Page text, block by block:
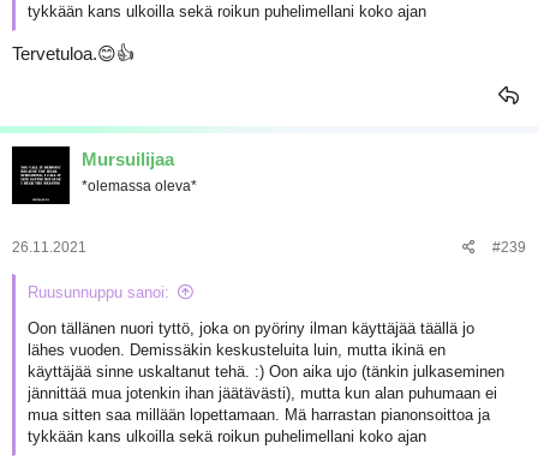
tykkään kans ulkoilla sekä roikun puhelimellani koko ajan
Tervetuloa.😊👍
Mursuilijaa
*olemassa oleva*
26.11.2021 #239
Ruusunnuppu sanoi:
Oon tällänen nuori tyttö, joka on pyöriny ilman käyttäjää täällä jo
lähes vuoden. Demissäkin keskusteluita luin, mutta ikinä en
käyttäjää sinne uskaltanut tehä. :) Oon aika ujo (tänkin julkaseminen
jännittää mua jotenkin ihan jäätävästi), mutta kun alan puhumaan ei
mua sitten saa millään lopettamaan. Mä harrastan pianonsoittoa ja
tykkään kans ulkoilla sekä roikun puhelimellani koko ajan